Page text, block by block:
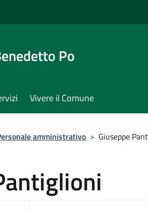
Po
Vivere il Comune
amministrativo > Giuseppe